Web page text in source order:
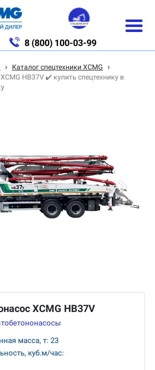
8 (800) 100-03-99
› Каталог спецтехники XCMG ›
HB37V ✔️ купить спецтехнику в
XCMG HB37V
масса, т: 23
куб.м/час: